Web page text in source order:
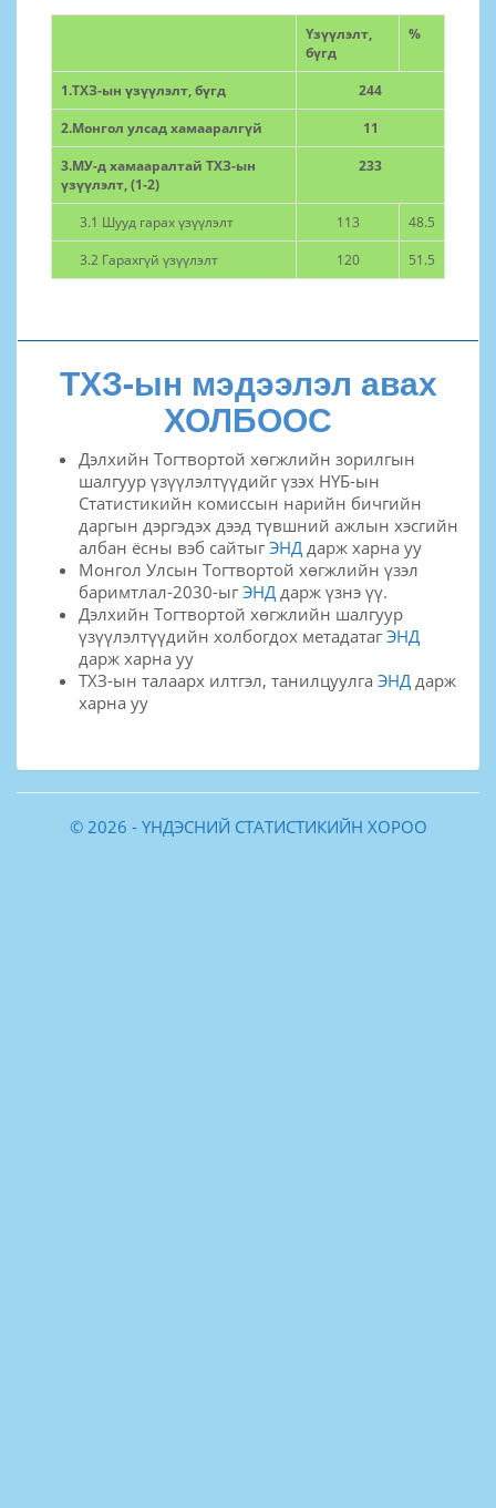
Үзүүлэлт,
бүгд
%
1.ТХЗ-ын үзүүлэлт, бүгд
244
2.Монгол улсад хамааралгүй
11
3.МУ-д хамааралтай ТХЗ-ын
үзүүлэлт, (1-2)
233
3.1 Шууд гарах үзүүлэлт 113
48.5
3.2 Гарахгүй үзүүлэлт
120 51.5
ТХЗ-ын мэдээлэл авах
ХОЛБООС
Дэлхийн Тогтвортой хөгжлийн зорилгын
шалгуур үзүүлэлтүүдийг үзэх НҮБ-ын
Статистикийн комиссын нарийн бичгийн
даргын дэргэдэх дээд түвшний ажлын хэсгийн
албан ёсны вэб сайтыг ЭНД дарж харна уу
Монгол Улсын Тогтвортой хөгжлийн үзэл
баримтлал-2030-ыг ЭНД дарж үзнэ үү.
Дэлхийн Тогтвортой хөгжлийн шалгуур
үзүүлэлтүүдийн холбогдох метадатаг ЭНД
дарж харна уу
ТХЗ-ын талаарх илтгэл, танилцуулга ЭНД дарж
харна уу
© 2026 - ҮНДЭСНИЙ СТАТИСТИКИЙН ХОРОО